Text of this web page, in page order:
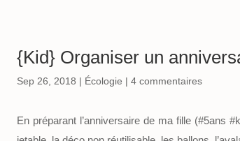
{Kid} Organiser un
Sep 26, 2018 | Écologie | 4 commentaires
En préparant l’anniversaire de ma fille (#5ans